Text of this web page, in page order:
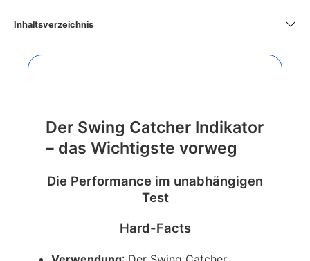
Inhaltsverzeichnis
Der Swing Catcher Indikator
– das Wichtigste vorweg
Die Performance im unabhängigen
Test
Hard-Facts